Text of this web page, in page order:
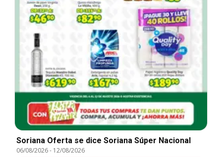
Soriana Oferta se dice Soriana Súper Nacional
06/08/2026- 12/08/2026